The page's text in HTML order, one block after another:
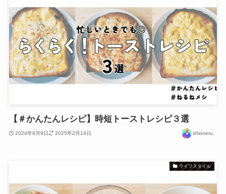
【＃かんたんレシピ】時短トーストレシピ３選
2024年9月9日 2025年2月14日 shioneru.
ライフスタイル